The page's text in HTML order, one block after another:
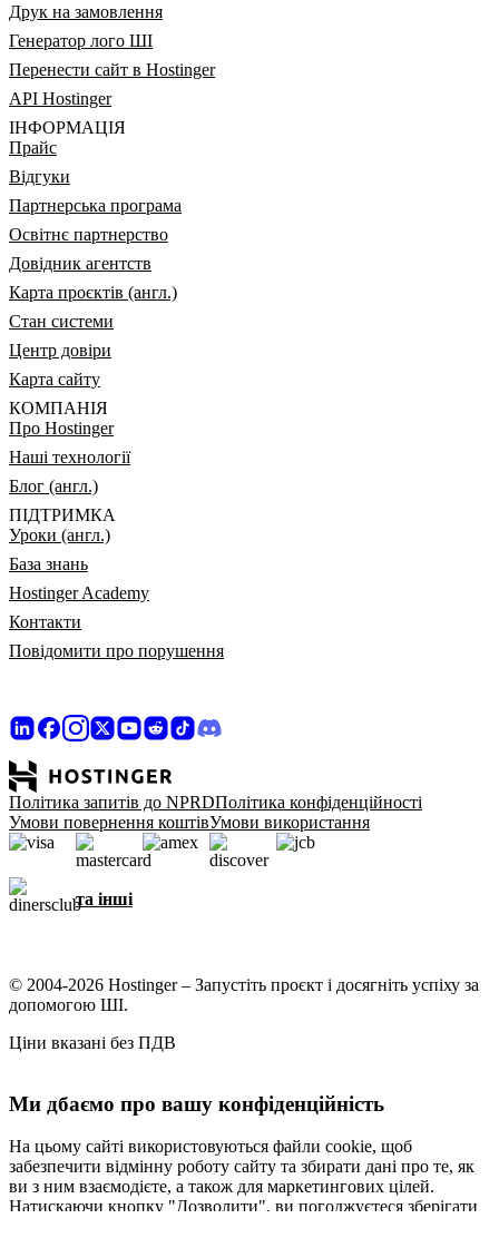
Друк на замовлення
Генератор лого ШІ
Перенести сайт в Hostinger
API Hostinger
ІНФОРМАЦІЯ
Прайс
Відгуки
Партнерська програма
Освітнє партнерство
Довідник агентств
Карта проєктів (англ.)
Стан системи
Центр довіри
Карта сайту
КОМПАНІЯ
Про Hostinger
Наші технології
Блог (англ.)
ПІДТРИМКА
Уроки (англ.)
База знань
Hostinger Academy
Контакти
Повідомити про порушення
Політика запитів до NPRDПолітика конфіденційності
Умови повернення коштівУмови використання
та інші
© 2004-2026 Hostinger – Запустіть проєкт і досягніть успіху за
допомогою ШІ.
Ціни вказані без ПДВ
Ми дбаємо про вашу конфіденційність
На цьому сайті використовуються файли cookie, щоб
забезпечити відмінну роботу сайту та збирати дані про те, як
ви з ним взаємодієте, а також для маркетингових цілей.
Натискаючи кнопку "Дозволити", ви погоджуєтеся зберігати